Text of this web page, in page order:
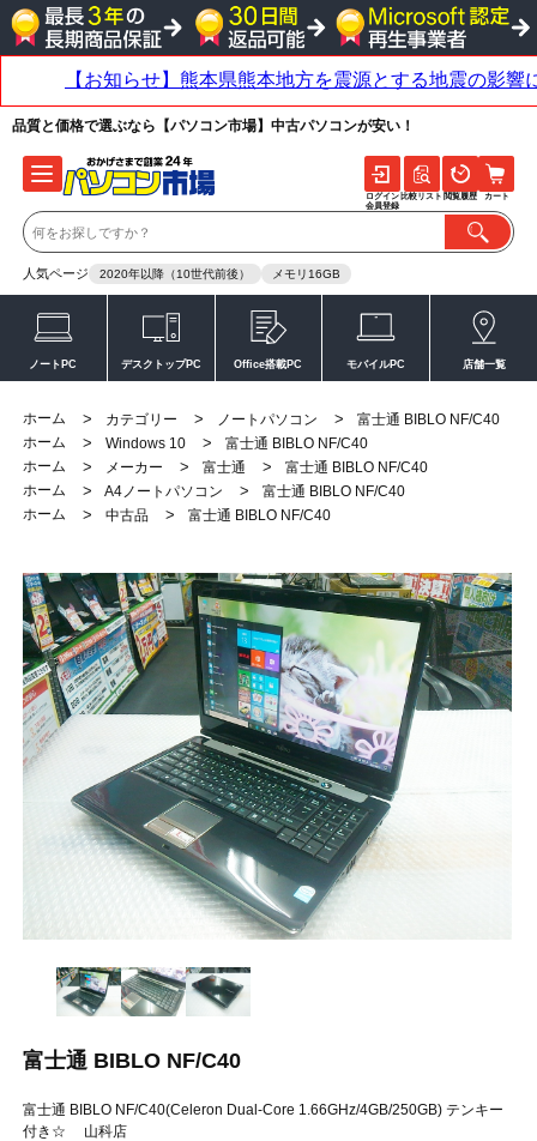
品質と価格で選ぶなら【パソコン市場】中古パソコンが安い！
人気ページ 2020年以降（10世代前後） メモリ16GB
ログイン
会員登録
比較リスト 閲覧履歴 カート
ノートPC デスクトップPC Office搭載PC モバイルPC 店舗一覧
ホーム > カテゴリー > ノートパソコン >
富士通 BIBLO NF/C40
ホーム
> Windows 10 >
富士通 BIBLO NF/C40
ホーム
> メーカー > 富士通 >
富士通 BIBLO NF/C40
ホーム
> A4ノートパソコン >
富士通 BIBLO NF/C40
ホーム
> 中古品 > 富士通 BIBLO NF/C40
富士通 BIBLO NF/C40
富士通 BIBLO NF/C40(Celeron Dual-Core 1.66GHz/4GB/250GB) テンキー
付き☆ 山科店